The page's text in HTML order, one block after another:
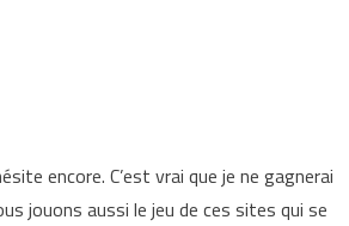
encore. C’est vrai que je ne gagnerai
jouons aussi le jeu de ces sites qui se